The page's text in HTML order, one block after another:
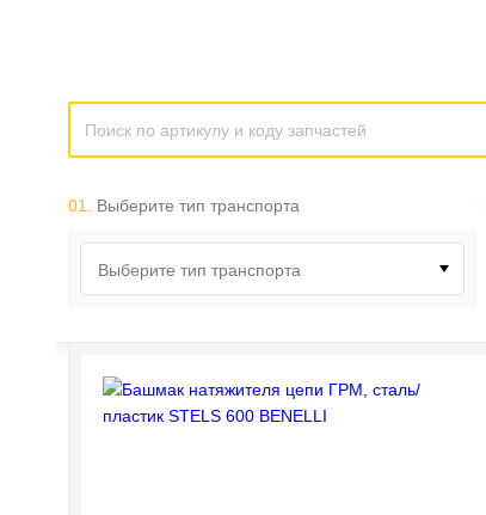
01. Выберите тип транспорта
Выберите тип транспорта